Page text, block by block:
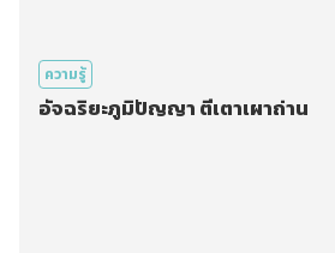
ความรู้
อัจฉริยะภูมิปัญญา ตีเตาเผาถ่าน